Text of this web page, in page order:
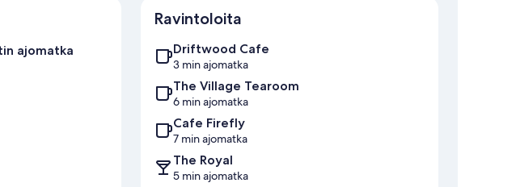
ajomatka
Ravintoloita
Driftwood Cafe
3 min ajomatka
The Village Tearoom
6 min ajomatka
Cafe Firefly
7 min ajomatka
The Royal
5 min ajomatka